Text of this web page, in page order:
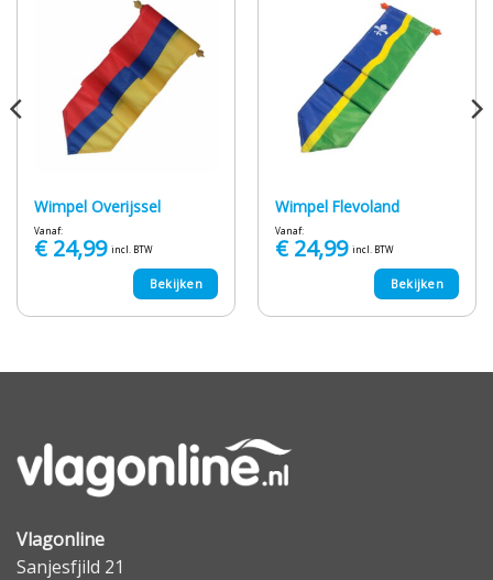
Wimpel Overijssel
Vanaf:
€24,99 incl. BTW
Bekijken
Wimpel Flevoland
Vanaf:
€24,99 incl. BTW
Bekijken
Vlagonline
Sanjesfjild 21